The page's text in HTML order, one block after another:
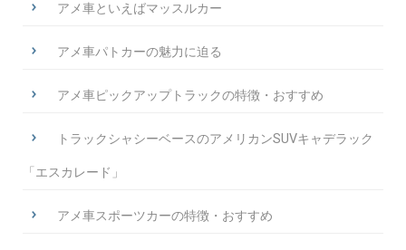
アメ車といえばマッスルカー
アメ車パトカーの魅力に迫る
アメ車ピックアップトラックの特徴・おすすめ
トラックシャシーベースのアメリカンSUVキャデラック
「エスカレード」
アメ車スポーツカーの特徴・おすすめ